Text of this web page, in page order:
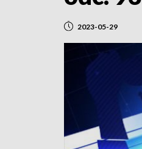
2023-05-29